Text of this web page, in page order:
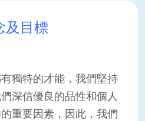
及目標
獨特的才能，我們堅持
深信優良的品性和個人
重要因素，因此，我們